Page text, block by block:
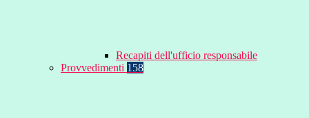
Recapiti dell'ufficio responsabile
Provvedimenti 158